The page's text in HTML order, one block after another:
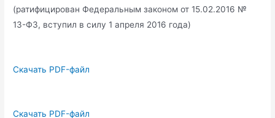
(ратифицирован Федеральным законом от 15.02.2016 №
13-ФЗ, вступил в силу 1 апреля 2016 года)
Скачать PDF-файл
Скачать PDF-файл